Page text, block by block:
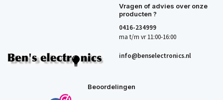
Vragen of advies over onze
producten ?
0416-234999
ma t/m vr 11:00-16:00
info@benselectronics.nl
Beoordelingen